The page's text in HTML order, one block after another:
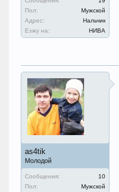
Пол:
Мужской
Адрес:
Нальчик
Езжу на:
НИВА
as4tik
Молодой
Сообщения:
10
Пол:
Мужской